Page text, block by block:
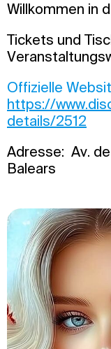
Willkommen in
Tickets und
Offizielle
https://
details/2512
Adresse: Av.
Balears